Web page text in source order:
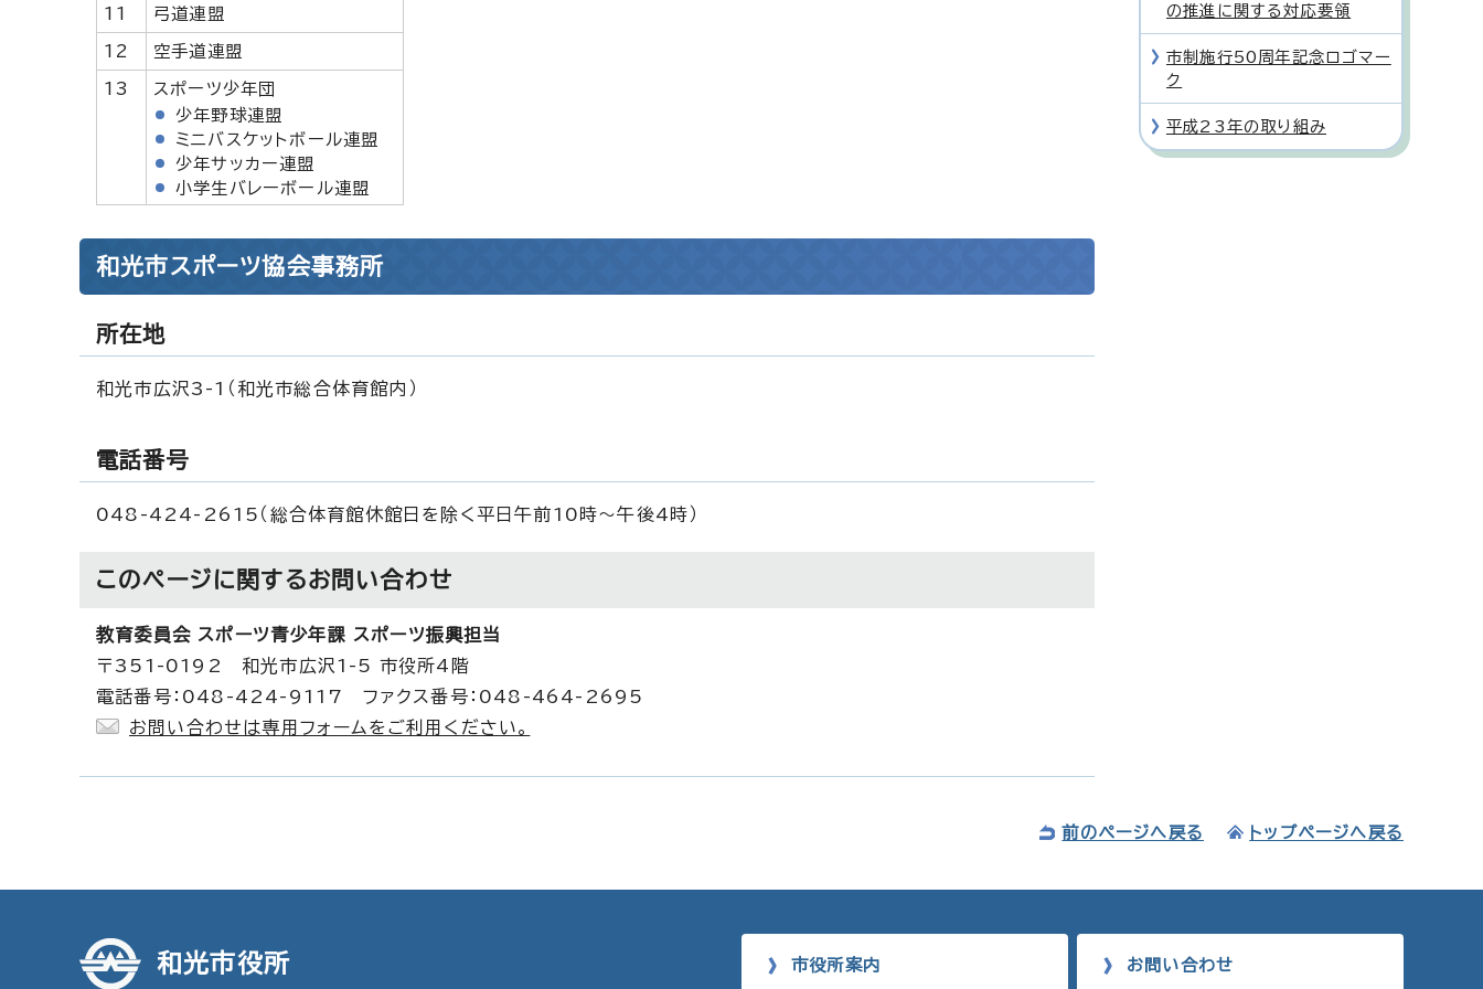
11 弓道連盟
12 空手道連盟
13
スポーツ少年団
少年野球連盟
ミニバスケットボール連盟
少年サッカー連盟
小学生バレーボール連盟
和光市スポーツ協会事務所
所在地
和光市広沢3-1（和光市総合体育館内）
電話番号
048-424-2615（総合体育館休館日を除く平日午前10時～午後4時）
このページに関するお問い合わせ
教育委員会 スポーツ青少年課 スポーツ振興担当
〒351-0192 和光市広沢1-5 市役所4階
電話番号：048-424-9117 ファクス番号：048-464-2695
お問い合わせは専用フォームをご利用ください。
の推進に関する対応要領
市制施行50周年記念ロゴマー
ク
平成23年の取り組み
前のページへ戻る トップページへ戻る
和光市役所 市役所案内 お問い合わせ